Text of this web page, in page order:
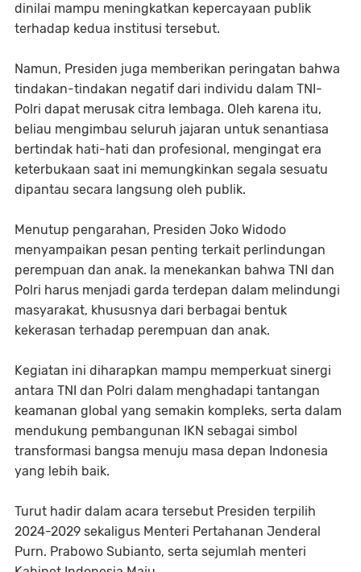
dinilai mampu meningkatkan kepercayaan publik
terhadap kedua institusi tersebut.
Namun, Presiden juga memberikan peringatan bahwa
tindakan-tindakan negatif dari individu dalam TNI-
Polri dapat merusak citra lembaga. Oleh karena itu,
beliau mengimbau seluruh jajaran untuk senantiasa
bertindak hati-hati dan profesional, mengingat era
keterbukaan saat ini memungkinkan segala sesuatu
dipantau secara langsung oleh publik.
Menutup pengarahan, Presiden Joko Widodo
menyampaikan pesan penting terkait perlindungan
perempuan dan anak. Ia menekankan bahwa TNI dan
Polri harus menjadi garda terdepan dalam melindungi
masyarakat, khususnya dari berbagai bentuk
kekerasan terhadap perempuan dan anak.
Kegiatan ini diharapkan mampu memperkuat sinergi
antara TNI dan Polri dalam menghadapi tantangan
keamanan global yang semakin kompleks, serta dalam
mendukung pembangunan IKN sebagai simbol
transformasi bangsa menuju masa depan Indonesia
yang lebih baik.
Turut hadir dalam acara tersebut Presiden terpilih
2024-2029 sekaligus Menteri Pertahanan Jenderal
Purn. Prabowo Subianto, serta sejumlah menteri